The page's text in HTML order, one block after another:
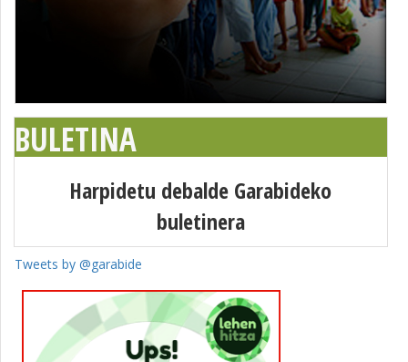
BULETINA
Harpidetu debalde Garabideko
buletinera
Tweets by @garabide